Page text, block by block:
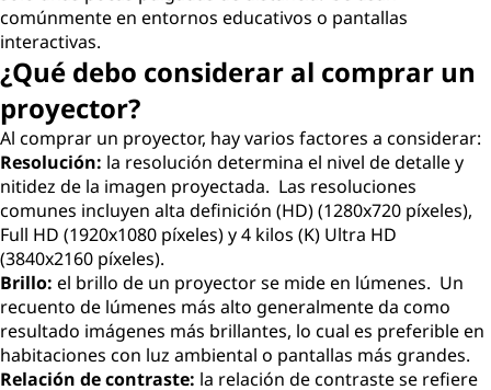
comúnmente en entornos educativos o pantallas
interactivas.
¿Qué debo considerar al comprar un
proyector?
Al comprar un proyector, hay varios factores a considerar:
Resolución: la resolución determina el nivel de detalle y
nitidez de la imagen proyectada. Las resoluciones
comunes incluyen alta definición (HD) (1280x720 píxeles),
Full HD (1920x1080 píxeles) y 4 kilos (K) Ultra HD
(3840x2160 píxeles).
Brillo: el brillo de un proyector se mide en lúmenes. Un
recuento de lúmenes más alto generalmente da como
resultado imágenes más brillantes, lo cual es preferible en
habitaciones con luz ambiental o pantallas más grandes.
Relación de contraste: la relación de contraste se refiere